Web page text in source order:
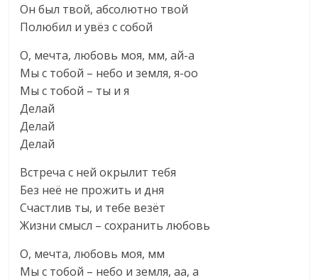
Он был твой, абсолютно твой
Полюбил и увёз с собой
О, мечта, любовь моя, мм, ай-а
Мы с тобой – небо и земля, я-оо
Мы с тобой – ты и я
Делай
Делай
Делай
Встреча с ней окрылит тебя
Без неё не прожить и дня
Счастлив ты, и тебе везёт
Жизни смысл – сохранить любовь
О, мечта, любовь моя, мм
Мы с тобой – небо и земля, аа, а